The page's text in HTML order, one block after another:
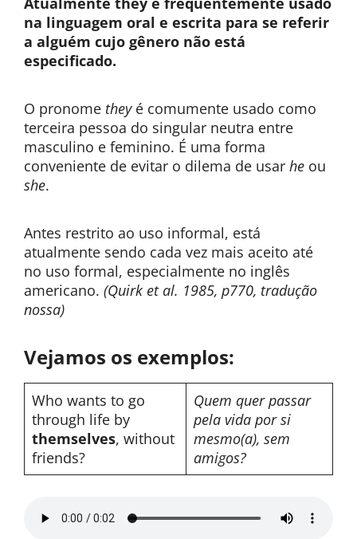
na linguagem oral e escrita para se referir
a alguém cujo gênero não está
especificado.
O pronome theyé comumente usado como
terceira pessoa do singular neutra entre
masculino e feminino. É uma forma
conveniente de evitar o dilema de usar he ou
she.
Antes restrito ao uso informal, está
atualmente sendo cada vez mais aceito até
no uso formal, especialmente no inglês
americano. (Quirk et al. 1985, p770, tradução
nossa)
Vejamos os exemplos:
Who wants to go
through life by
themselves, without
friends?
Quem quer passar
pela vida por si
mesmo(a), sem
amigos?